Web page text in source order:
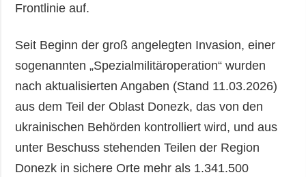
Frontlinie auf.
Seit Beginn der groß angelegten Invasion, einer
sogenannten „Spezialmilitäroperation“ wurden
nach aktualisierten Angaben (Stand 11.03.2026)
aus dem Teil der Oblast Donezk, das von den
ukrainischen Behörden kontrolliert wird, und aus
unter Beschuss stehenden Teilen der Region
Donezk in sichere Orte mehr als 1.341.500